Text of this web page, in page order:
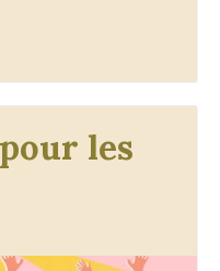
les